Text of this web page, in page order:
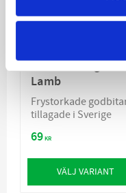
Monster Dog
Lamb
​Frystorkade
tillagade i Sverige
69KR
VÄLJ VARIANT